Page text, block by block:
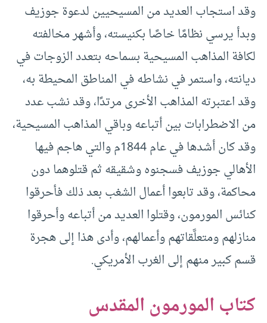
وقد استجاب العديد من المسيحيين لدعوة جوزيف
وبدأ يرسي نظامًا خاصًا بكنيسته، وأشهر مخالفته
لكافة المذاهب المسيحية بسماحه بتعدد الزوجات في
ديانته، واستمر في نشاطه في المناطق المحيطة به،
وقد اعتبرته المذاهب الأخرى مرتدًا، وقد نشب عدد
من الاضطرابات بين أتباعه وباقي المذاهب المسيحية،
وقد كان أشدها في عام 1844م والتي هاجم فيها
الأهالي جوزيف فسجنوه وشقيقه ثم قتلوهما دون
محاكمة، وقد تابعوا أعمال الشغب بعد ذلك فأحرقوا
كنائس المورمون، وقتلوا العديد من أتباعه وأحرقوا
منازلهم ومتعلَّقاتهم وأعمالهم، وأدى هذا إلى هجرة
قسم كبير منهم إلى الغرب الأمريكي.
كتاب المورمون المقدس